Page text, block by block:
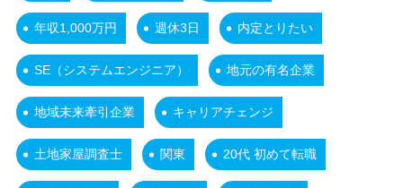
年収1,000万円 週休3日 内定とりたい
SE（システムエンジニア） 地元の有名企業
地域未来牽引企業 キャリアチェンジ
土地家屋調査士 関東 20代 初めて転職